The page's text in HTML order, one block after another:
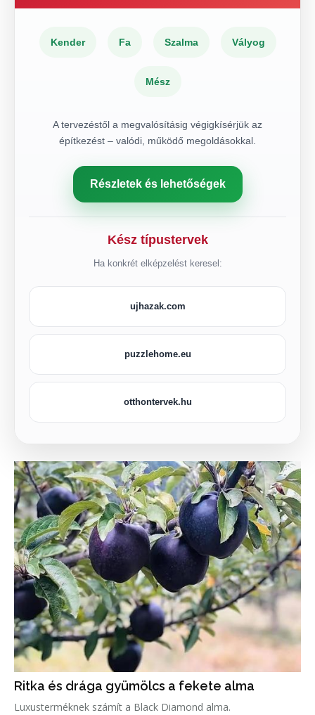
Kender Fa Szalma Vályog
Mész
A tervezéstől a megvalósításig végigkísérjük az
építkezést – valódi, működő megoldásokkal.
Részletek és lehetőségek
Kész típustervek
Ha konkrét elképzelést keresel:
ujhazak.com
puzzlehome.eu
otthontervek.hu
Ritka és drága gyümölcs a fekete alma
Luxusterméknek számít a Black Diamond alma.